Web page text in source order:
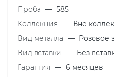
Проба — 585
Коллекция — Вне
Вид металла — Розовое
Вид вставки
— Без
Гарантия — 6 месяцев